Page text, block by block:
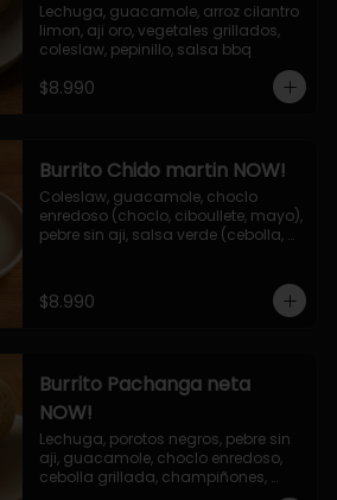
Lechuga, guacamole, arroz cilantro
limon, aji oro, vegetales grillados,
coleslaw, pepinillo, salsa bbq
$8.990
Burrito Chido martin NOW!
Coleslaw, guacamole, choclo
enredoso (choclo, ciboullete, mayo),
pebre sin aji, salsa verde (cebolla,
$8.990
Burrito Pachanga neta
NOW!
Lechuga, porotos negros, pebre sin
aji, guacamole, choclo enredoso,
cebolla grillada, champiñones,